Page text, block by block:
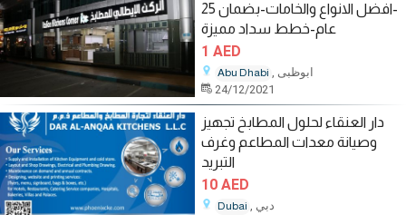
-افضل الانواع والخامات-بضمان 25
عام-خطط سداد مميزة
1 AED
Abu Dhabi
, ابوظبى
24/12/2021
دار العنقاء لحلول المطابخ تجهيز
وصيانة معدات المطاعم وغرف
التبريد
10 AED
Dubai
, دبي